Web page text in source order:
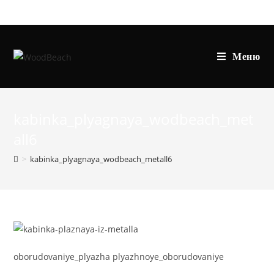
к
Меню
> kabinka_plyagnaya_wodbeach_metall6
oborudovaniye_plyazha plyazhnoye_oborudovaniye